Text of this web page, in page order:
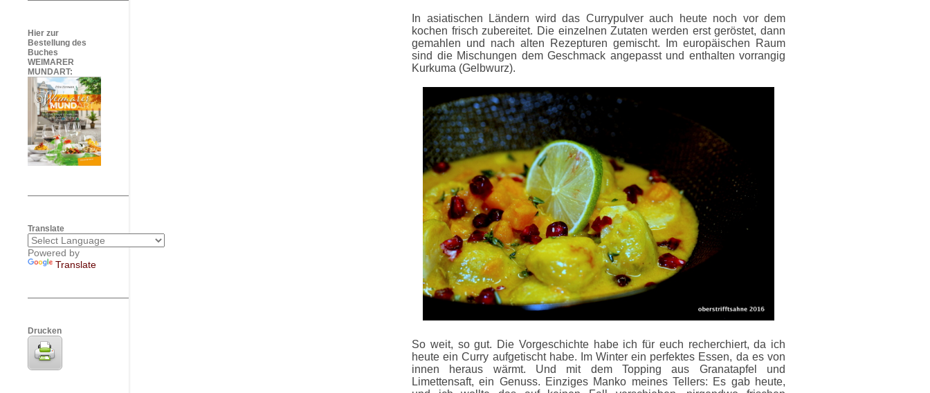
In asiatischen Ländern wird das Currypulver auch heute noch vor dem
kochen frisch zubereitet. Die einzelnen Zutaten werden erst geröstet, dann
gemahlen und nach alten Rezepturen gemischt. Im europäischen Raum
sind die Mischungen dem Geschmack angepasst und enthalten vorrangig
Kurkuma (Gelbwurz).
So weit, so gut. Die Vorgeschichte habe ich für euch recherchiert, da ich
heute ein Curry aufgetischt habe. Im Winter ein perfektes Essen, da es von
innen heraus wärmt. Und mit dem Topping aus Granatapfel und
Limettensaft, ein Genuss. Einziges Manko meines Tellers: Es gab heute,
Hier zur
Bestellung des
Buches
WEIMARER
MUNDART:
Translate
Powered by
Translate
Drucken